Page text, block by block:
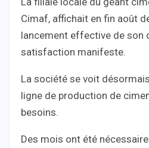
Cimaf, affichait en fin août
lancement effective de son
satisfaction manifeste.
La société se voit
ligne de production de
besoins.
Des mois ont été